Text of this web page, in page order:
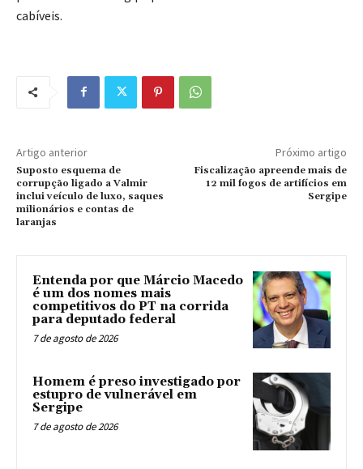
cabíveis.
Artigo anterior
Suposto esquema de
corrupção ligado a Valmir
inclui veículo de luxo, saques
milionários e contas de
laranjas
Próximo artigo
Fiscalização apreende mais de
12 mil fogos de artifícios em
Sergipe
Entenda por que Márcio Macedo
é um dos nomes mais
competitivos do PT na corrida
para deputado federal
7 de agosto de 2026
Homem é preso investigado por
estupro de vulnerável em
Sergipe
7 de agosto de 2026